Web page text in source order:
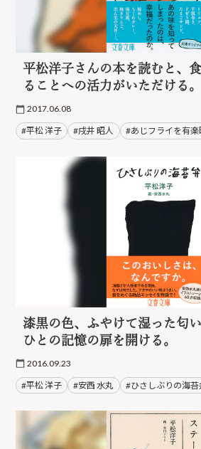
平松洋子さんの本を読むと、
ることへの活力がいただける。
2017.06.08
#平松 洋子 #戌井 昭人 #あじフライを有楽
漆黒の色、ふやけて湿った匂
ひとの記憶の扉を開ける。
2016.09.23
#平松 洋子 #安西 水丸 #ひさしぶりの海苔